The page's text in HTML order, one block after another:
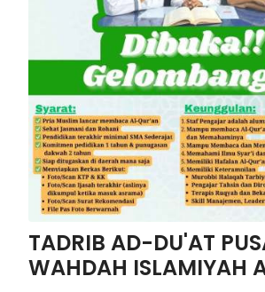
TADRIB AD-DU'AT
WAHDAH ISLAMIYAH